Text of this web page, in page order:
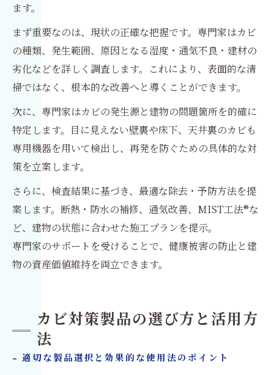
ます。
まず重要なのは、現状の正確な把握です。専門家はカビ
の種類、発生範囲、原因となる湿度・通気不良・建材の
劣化などを詳しく調査します。これにより、表面的な清
掃ではなく、根本的な改善へと導くことができます。
次に、専門家はカビの発生源と建物の問題箇所を的確に
特定します。目に見えない壁裏や床下、天井裏のカビも
専用機器を用いて検出し、再発を防ぐための具体的な対
策を立案します。
さらに、検査結果に基づき、最適な除去・予防方法を提
案します。断熱・防水の補修、通気改善、MIST工法®な
ど、建物の状態に合わせた施工プランを提示。
専門家のサポートを受けることで、健康被害の防止と建
物の資産価値維持を両立できます。
カビ対策製品の選び方と活用方
法
- 適切な製品選択と効果的な使用法のポイント